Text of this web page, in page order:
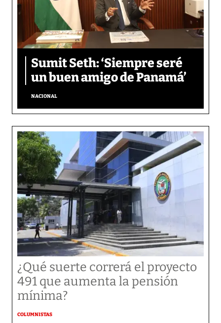
Sumit Seth: ‘Siempre seré
un buen amigo de Panamá’
NACIONAL
¿Qué suerte correrá el proyecto
491 que aumenta la pensión
mínima?
COLUMNISTAS